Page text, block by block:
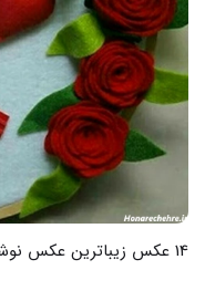
15 عکس از تبریک تولد عشق شهریوری با متن های زیبا و خاص